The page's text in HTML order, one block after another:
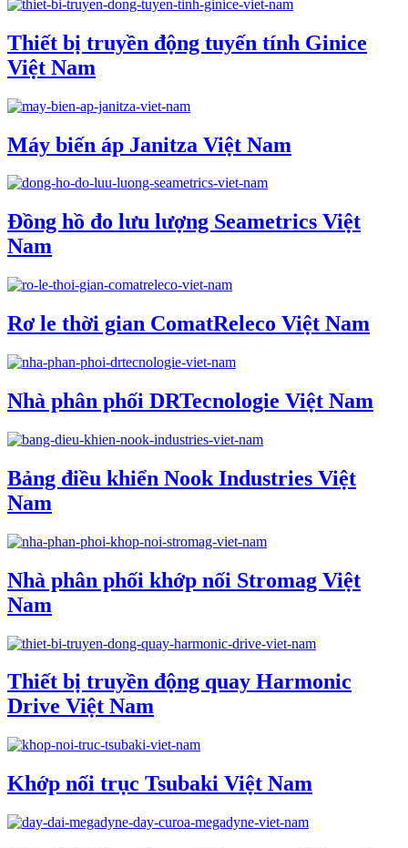
Thiết bị truyền động tuyến tính Ginice
Việt Nam
Máy biến áp Janitza Việt Nam
Đồng hồ đo lưu lượng Seametrics Việt
Nam
Rơ le thời gian ComatReleco Việt Nam
Nhà phân phối DRTecnologie Việt Nam
Bảng điều khiển Nook Industries Việt
Nam
Nhà phân phối khớp nối Stromag Việt
Nam
Thiết bị truyền động quay Harmonic
Drive Việt Nam
Khớp nối trục Tsubaki Việt Nam